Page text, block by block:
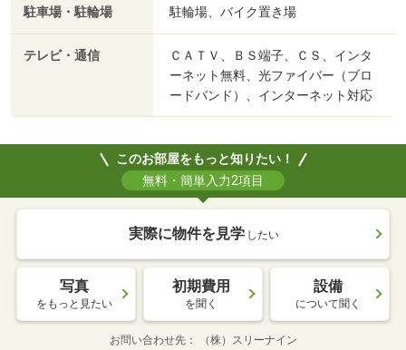
駐車場・駐輪場 駐輪場、バイク置き場
テレビ・通信
ＣＡＴＶ、ＢＳ端子、ＣＳ、インタ
ーネット無料、光ファイバー（ブロ
ードバンド）、インターネット対応
このお部屋をもっと知りたい！
無料・簡単入力2項目
実際に物件を見学 したい
写真
をもっと見たい
初期費用
を聞く
設備
について聞く
お問い合わせ先 （株）スリーナイン